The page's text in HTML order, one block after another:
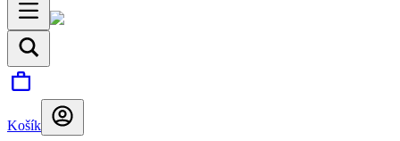
Košík